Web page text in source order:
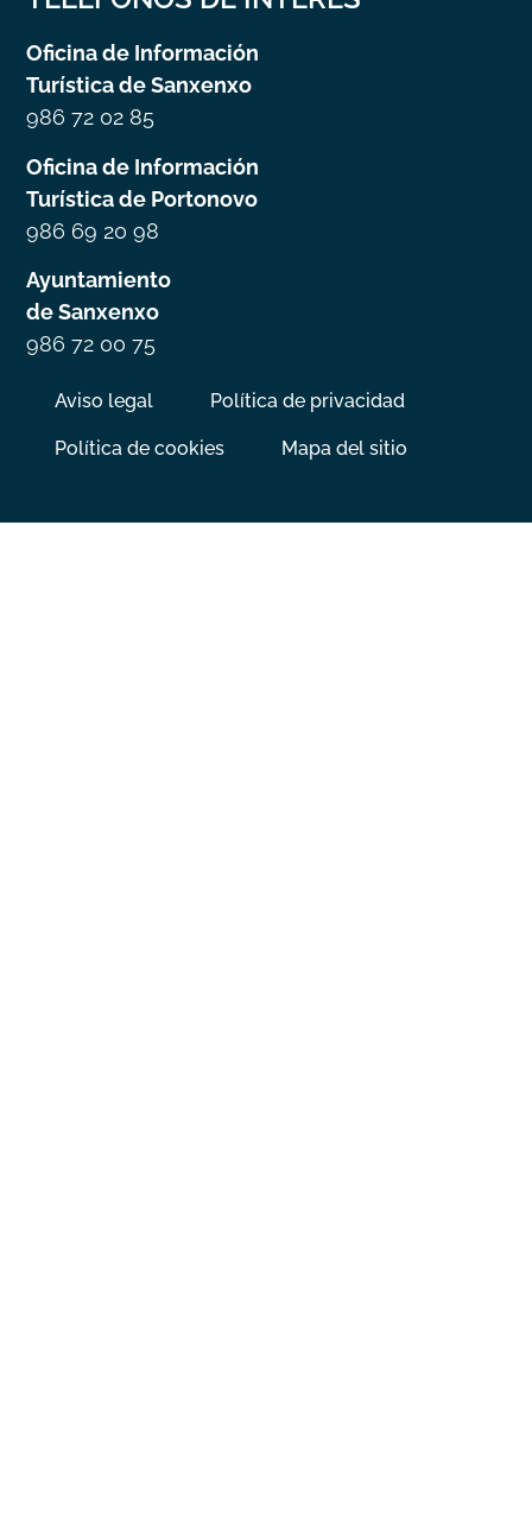
Oficina de Información
Turística de Sanxenxo
986 72 02 85
Oficina de Información
Turística de Portonovo
986 69 20 98
Ayuntamiento
de Sanxenxo
986 72 00 75
Aviso legal Política de privacidad
Política de cookies Mapa del sitio